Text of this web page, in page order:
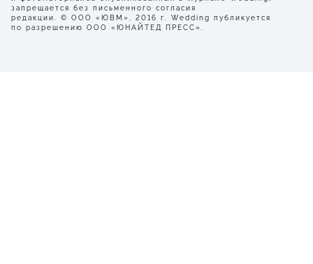
запрещается без письменного согласия
редакции. © ООО «ЮВМ», 2016 г. Wedding публикуется
по разрешению ООО «ЮНАЙТЕД ПРЕСС».